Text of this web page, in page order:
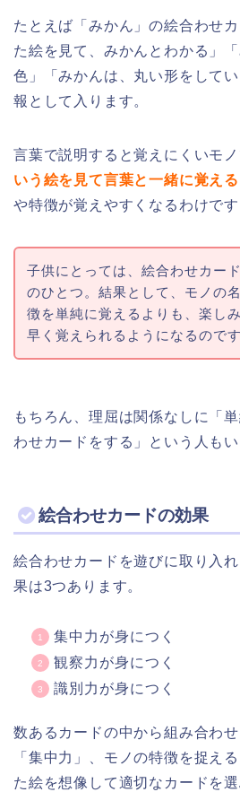
たとえば「みかん」の絵合わせ
た絵を見て、みかんとわかる」
色」「みかんは、丸い形をして
報として入ります。
言葉で説明すると覚えにくいモノ
いう絵を見て言葉と一緒に覚える
や特徴が覚えやすくなるわけです
子供にとっては、絵合わせカー
のひとつ。結果として、モノの
徴を単純に覚えるよりも、楽し
早く覚えられるようになるのです
もちろん、理屈は関係なしに「
わせカードをする」という人もい
絵合わせカードの効果
絵合わせカードを遊びに取り入
果は3つあります。
集中力が身につく
観察力が身につく
識別力が身につく
数あるカードの中から組み合わ
「集中力」、モノの特徴を捉え
た絵を想像して適切なカードを